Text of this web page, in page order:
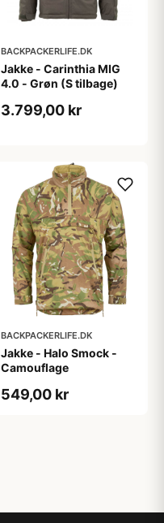
BACKPACKERLIFE.DK
Jakke - Carinthia MIG
4.0 - Grøn (S tilbage)
3.799,00 kr
BACKPACKERLIFE.DK
Jakke - Halo Smock -
Camouflage
549,00 kr